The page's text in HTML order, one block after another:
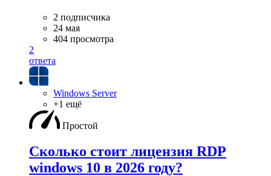
2 подписчика
24 мая
404 просмотра
2
ответа
Windows Server
+1 ещё
Простой
Сколько стоит лицензия RDP
windows 10 в 2026 году?